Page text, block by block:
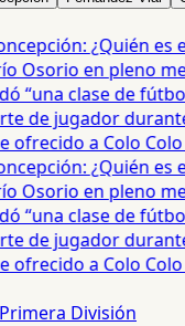
¿Quién es el
en pleno
clase de
jugador durante
a Colo Colo
¿Quién es el
en pleno
clase de
jugador durante
a Colo Colo
Primera División